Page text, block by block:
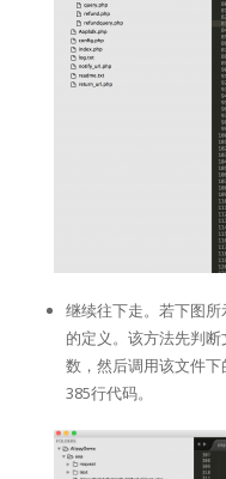
继续往下走。若下图
的定义。该方法先判
数，然后调用该文件
385行代码。